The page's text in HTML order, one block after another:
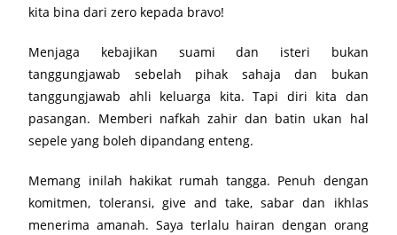
kita bina dari zero kepada bravo!
Menjaga kebajikan suami dan isteri bukan
tanggungjawab sebelah pihak sahaja dan bukan
tanggungjawab ahli keluarga kita. Tapi diri kita dan
pasangan. Memberi nafkah zahir dan batin ukan hal
sepele yang boleh dipandang enteng.
Memang inilah hakikat rumah tangga. Penuh dengan
komitmen, toleransi, give and take, sabar dan ikhlas
menerima amanah. Saya terlalu hairan dengan orang